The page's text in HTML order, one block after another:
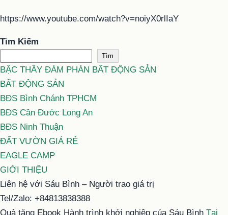
https://www.youtube.com/watch?v=noiyX0rlIaY
Tìm Kiếm
Tìm
BẬC THẦY ĐÀM PHÁN BẤT ĐỘNG SẢN
BẤT ĐỘNG SẢN
BĐS Bình Chánh TPHCM
BĐS Cần Đước Long An
BĐS Ninh Thuận
ĐẤT VƯỜN GIÁ RẺ
EAGLE CAMP
GIỚI THIỆU
Liên hệ với Sáu Bình – Người trao giá trị
Tel/Zalo: +84813838388
Quà tặng Ebook Hành trình khởi nghiệp của Sáu Bình Tại